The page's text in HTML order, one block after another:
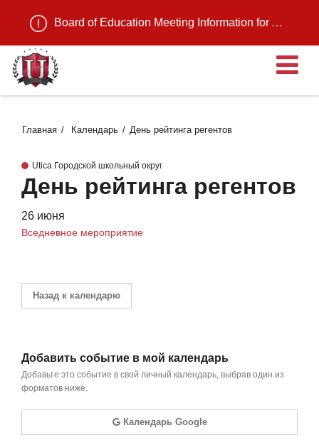
Board of Education Meeting Information for August 11, 2026
Главная Календарь День рейтинга регентов
Utica Городской школьный округ
День рейтинга регентов
26 июня
Вседневное мероприятие
Назад к календарю
Добавить событие в мой календарь
Добавьте это событие в свой личный календарь, выбрав один из
форматов ниже.
Календарь Google